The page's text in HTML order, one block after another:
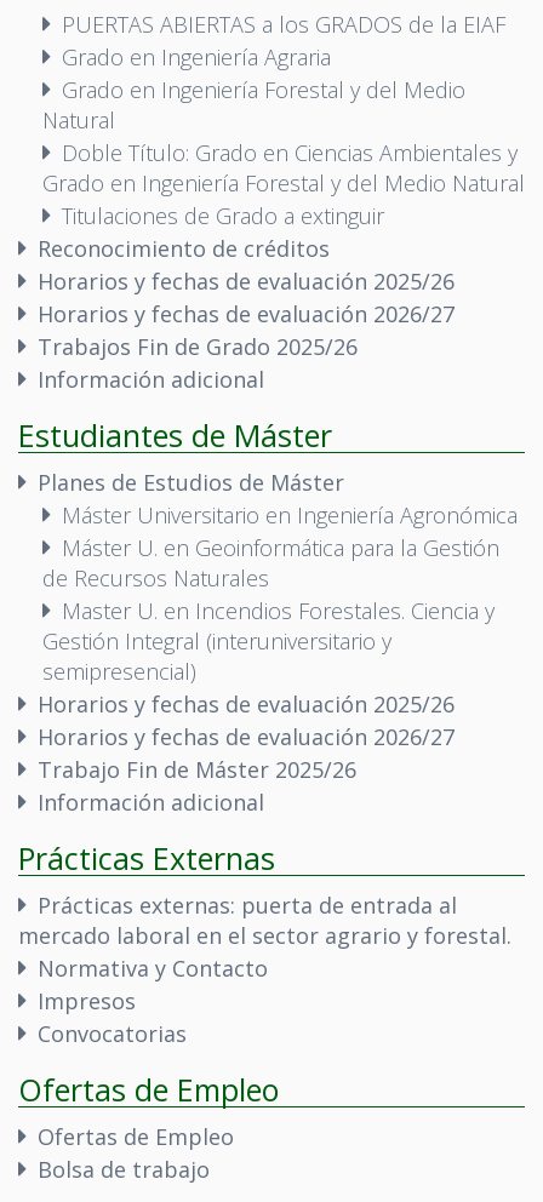
PUERTAS ABIERTAS a los GRADOS de la EIAF
Grado en Ingeniería Agraria
Grado en Ingeniería Forestal y del Medio
Natural
Doble Título: Grado en Ciencias Ambientales y
Grado en Ingeniería Forestal y del Medio Natural
Titulaciones de Grado a extinguir
Reconocimiento de créditos
Horarios y fechas de evaluación 2025/26
Horarios y fechas de evaluación 2026/27
Trabajos Fin de Grado 2025/26
Información adicional
Estudiantes de Máster
Planes de Estudios de Máster
Máster Universitario en Ingeniería Agronómica
Máster U. en Geoinformática para la Gestión
de Recursos Naturales
Master U. en Incendios Forestales. Ciencia y
Gestión Integral (interuniversitario y
semipresencial)
Horarios y fechas de evaluación 2025/26
Horarios y fechas de evaluación 2026/27
Trabajo Fin de Máster 2025/26
Información adicional
Prácticas Externas
Prácticas externas: puerta de entrada al
mercado laboral en el sector agrario y forestal.
Normativa y Contacto
Impresos
Convocatorias
Ofertas de Empleo
Ofertas de Empleo
Bolsa de trabajo